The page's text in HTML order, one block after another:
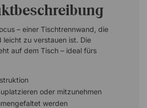
– einer Tischtrennwand, die
zu verstauen ist. Die
auf dem Tisch – ideal fürs
oder mitzunehmen
werden